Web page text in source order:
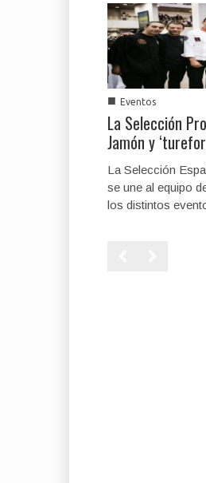
■ Eventos
La Selección
Jamón y
La Selección
se une al equipo
los distintos